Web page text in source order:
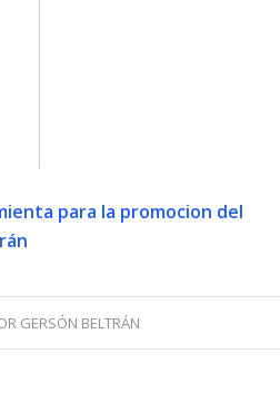
para la promocion del
GERSÓN BELTRÁN